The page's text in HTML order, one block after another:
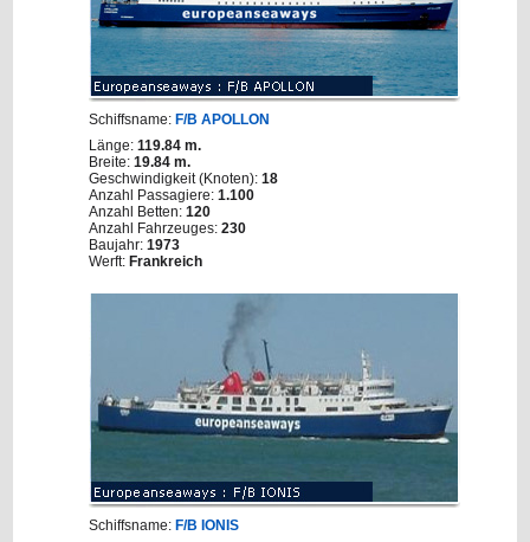
Schiffsname: F/B APOLLON
Länge:119.84 m.
Breite:19.84 m.
Geschwindigkeit (Knoten):18
Anzahl Passagiere:1.100
Anzahl Betten:120
Anzahl Fahrzeuges:230
Baujahr:1973
Werft: Frankreich
Schiffsname: F/B IONIS